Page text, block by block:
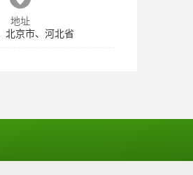
地址
北京市、河北省